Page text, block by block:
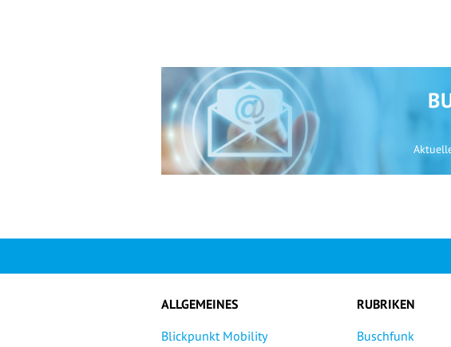
ALLGEMEINES
Blickpunkt Mobility
RUBRIKEN
Buschfunk